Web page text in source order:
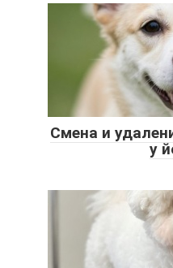
Смена и
у